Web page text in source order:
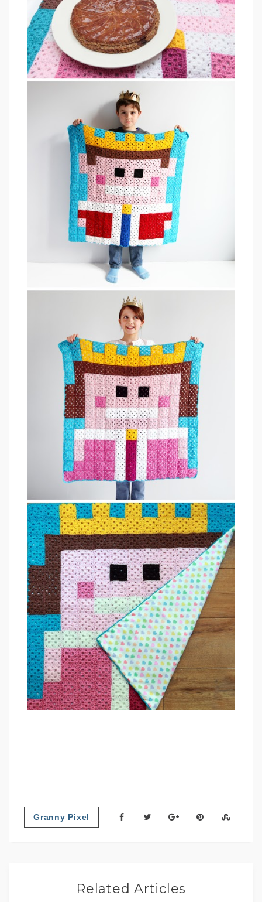
Granny Pixel
Related Articles